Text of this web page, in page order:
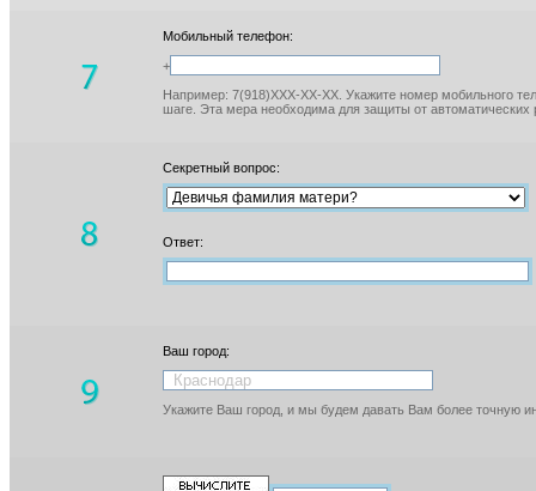
Мобильный телефон:
+
Например: 7(918)XXX-XX-XX. Укажите номер мобильного
шаге. Эта мера необходима для защиты от автоматических
Секретный вопрос:
Ответ:
Ваш город:
Укажите Ваш город, и мы будем давать Вам более точную